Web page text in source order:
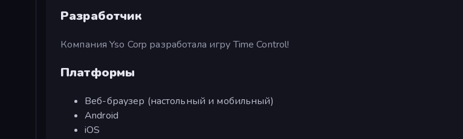
Разработчик
Компания Yso Corp разработала игру Time Control!
Платформы
Веб-браузер (настольный и мобильный)
Android
iOS